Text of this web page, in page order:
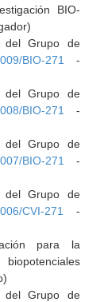
BIO-
del Grupo de
BIO-271
-
del Grupo de
BIO-271
-
del Grupo de
BIO-271
-
del Grupo de
CVI-271
-
para la
del Grupo de